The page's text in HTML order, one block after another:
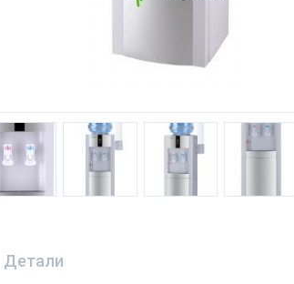
Детали